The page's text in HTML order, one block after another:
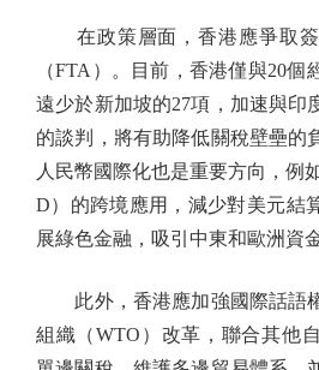
在政策層面，香港應爭取簽
（FTA）。目前，香港僅與20個
遠少於新加坡的27項，加速與印
的談判，將有助降低關稅壁壘的
人民幣國際化也是重要方向，例
D）的跨境應用，減少對美元結
展綠色金融，吸引中東和歐洲資
此外，香港應加強國際話語
組織（WTO）改革，聯合其他